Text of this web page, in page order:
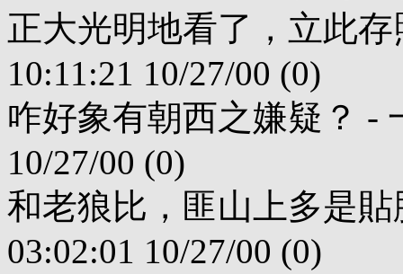
正大光明地看了，立此
10:11:21 10/27/00 (0)
咋好象有朝西之嫌疑？ -
10/27/00 (0)
和老狼比，匪山上多是貼
03:02:01 10/27/00 (0)